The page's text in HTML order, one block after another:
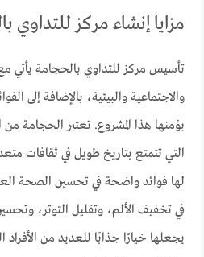
مزايا إنشاء مركز للتداوي
تأسيس مركز للتداوي بالحجامة يأتي
والاجتماعية والبيئية، بالإضافة إلى
يؤمنها هذا المشروع. تعتبر الحجامة من
التي تتمتع بتاريخ طويل في ثقافات
لها فوائد واضحة في تحسين الصحة
في تخفيف الألم، وتقليل التوتر،
يجعلها خيارًا جذابًا للعديد من